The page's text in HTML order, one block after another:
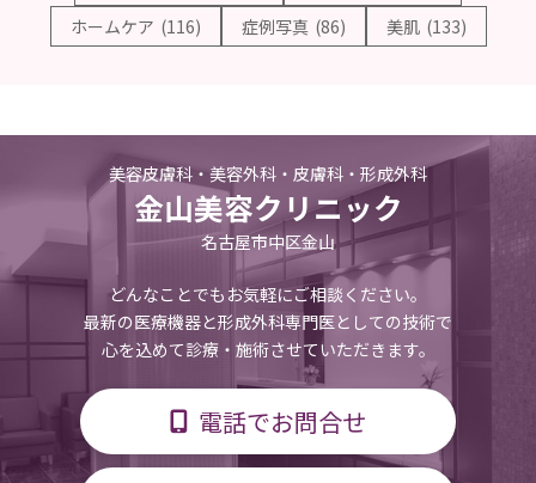
ホームケア (116) 症例写真 (86) 美肌 (133)
美容皮膚科・美容外科・皮膚科・形成外科
金山美容クリニック
名古屋市中区金山
どんなことでもお気軽にご相談ください。
最新の医療機器と形成外科専門医としての技術で
心を込めて診療・施術させていただきます。
電話でお問合せ